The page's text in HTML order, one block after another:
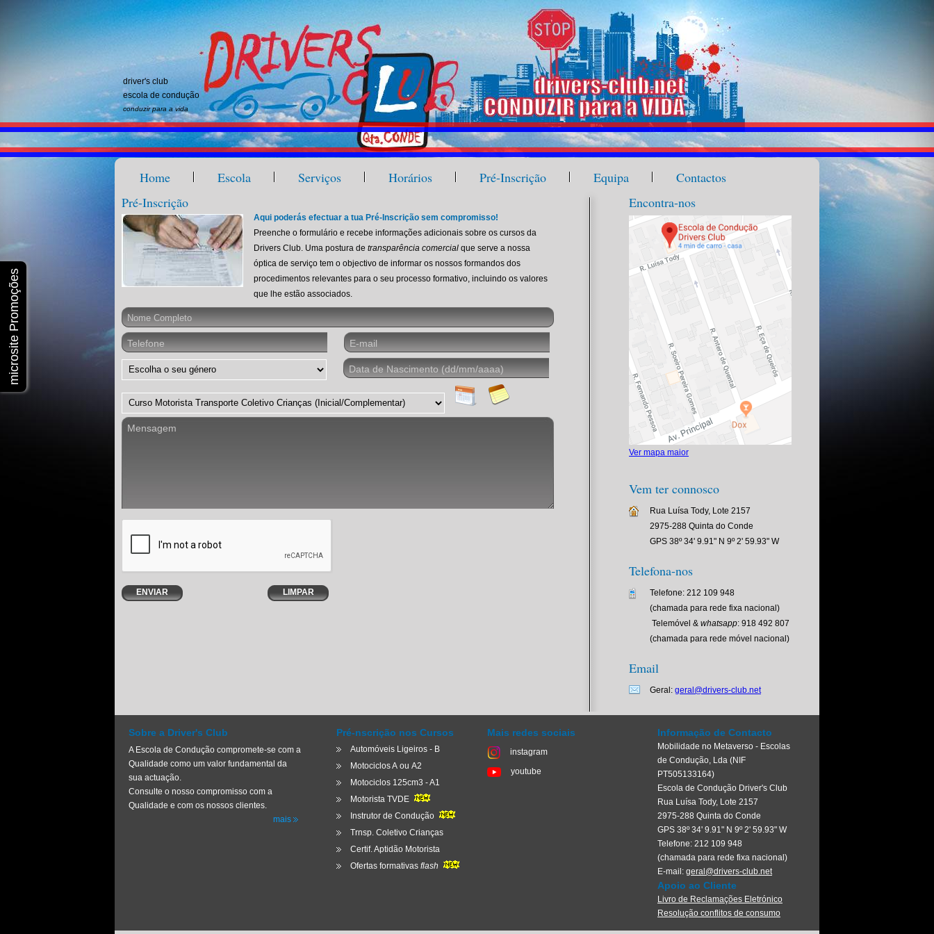
driver's club
escola de condução
conduzir para a vida
Home Escola Serviços Horários Pré-Inscrição Equipa
Contactos
Pré-Inscrição
Aqui poderás efectuar a tua Pré-Inscrição sem compromisso!
Preenche o formulário e recebe informações adicionais sobre os cursos da
Drivers Club. Uma postura de transparência comercial que serve a nossa
óptica de serviço tem o objectivo de informar os nossos formandos dos
procedimentos relevantes para o seu processo formativo, incluindo os valores
que lhe estão associados.
Encontra-nos
Ver mapa maior
Vem ter connosco
Rua Luísa Tody, Lote 2157
2975-288 Quinta do Conde
GPS 38º 34' 9.91" N 9º 2' 59.93" W
Telefona-nos
Telefone: 212 109 948
(chamada para rede fixa nacional)
Telemóvel & whatsapp: 918 492 807
(chamada para rede móvel nacional)
Email
Geral: geral@drivers-club.net
Sobre a Driver's Club
A Escola de Condução compromete-se com a
Qualidade como um valor fundamental da
sua actuação.
Consulte o nosso compromisso com a
Qualidade e com os nossos clientes.
mais
Pré-nscrição nos Cursos
Automóveis Ligeiros - B
Motociclos A ou A2
Motociclos 125cm3 - A1
Motorista TVDE
Instrutor de Condução
Trnsp. Coletivo Crianças
Certif. Aptidão Motorista
Ofertas formativas flash
Mais redes sociais
instagram
youtube
Informação de Contacto
Mobilidade no Metaverso - Escolas
de Condução, Lda (NIF
PT505133164)
Escola de Condução Driver's Club
Rua Luísa Tody, Lote 2157
2975-288 Quinta do Conde
GPS 38º 34' 9.91" N 9º 2' 59.93" W
Telefone: 212 109 948
(chamada para rede fixa nacional)
E-mail: geral@drivers-club.net
Apoio ao Cliente
Livro de Reclamações Eletrónico
Resolução conflitos de consumo